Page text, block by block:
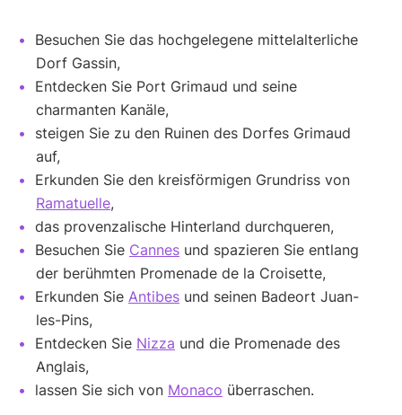
Besuchen Sie das hochgelegene mittelalterliche
Dorf Gassin,
Entdecken Sie Port Grimaud und seine
charmanten Kanäle,
steigen Sie zu den Ruinen des Dorfes Grimaud
auf,
Erkunden Sie den kreisförmigen Grundriss von
Ramatuelle,
das provenzalische Hinterland durchqueren,
Besuchen Sie Cannes und spazieren Sie entlang
der berühmten Promenade de la Croisette,
Erkunden Sie Antibes und seinen Badeort Juan-
les-Pins,
Entdecken Sie Nizza und die Promenade des
Anglais,
lassen Sie sich von Monaco überraschen.